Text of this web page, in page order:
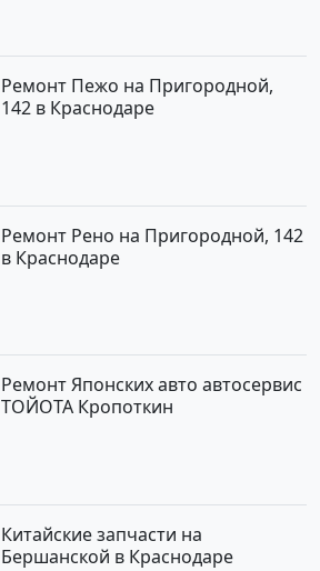
Ремонт Пежо на Пригородной,
142 в Краснодаре
Ремонт Рено на Пригородной, 142
в Краснодаре
Ремонт Японских авто автосервис
ТОЙОТА Кропоткин
Китайские запчасти на
Бершанской в Краснодаре